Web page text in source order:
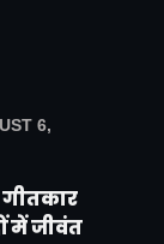
6,
गीतकार
में जीवंत